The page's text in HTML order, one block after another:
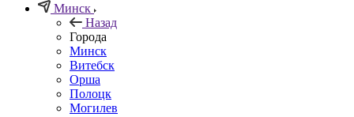
Минск
Назад
Города
Минск
Витебск
Орша
Полоцк
Могилев